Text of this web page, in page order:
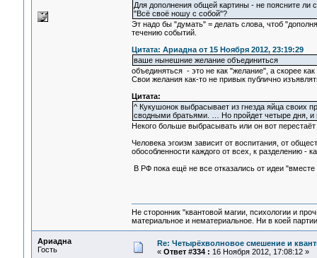
Для дополнения общей картины - не поясните
"Всё своё ношу с собой"?
Эт надо бы "думать" = делать слова, чтоб
течению событий.
Цитата: Ариадна от 15 Ноября 2012, 23:19:29
ваше нынешние желание объединиться
объединяться - это не как "желание", а скорее как
Свои желания как-то не привык публично
Цитата:
^ Кукушонок выбрасывает из гнезда яйца своих
сводными братьями. … Но пройдет четыре дня, и
Некого больше выбрасывать или он вот
Человека эгоизм зависит от воспитания, от
обособленности каждого от всех, к разделению -
В РФ пока ещё не все отказались от идеи
Не сторонник "квантовой магии, психологии и
материальное и нематериальное. Ни в коей
Ариадна
Гость
Re: Четырёхволновое смешение и
« Ответ #334 : 16 Ноября 2012, 17:08:12 »